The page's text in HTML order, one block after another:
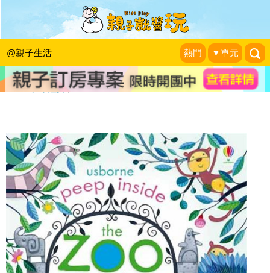
@親子生活 熱門 ▼單元
和孩子玩躲貓貓的動物們！認識動物特
性和習性翻翻書「Peep Inside the
Zoo」
Rubee。小紅寶 |2014-10-08